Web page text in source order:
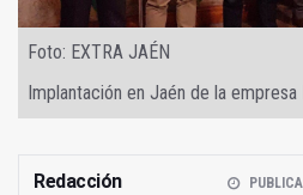
Foto: EXTRA JAÉN
Implantación en Jaén de la empresa
Redacción